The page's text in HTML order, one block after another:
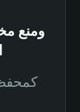
ومنع